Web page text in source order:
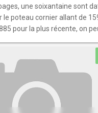
une soixantaine sont
le poteau cornier allant de
pour la plus récente, on
à la Vierge Marie et aux
seule chapelle avec un
Sur la colonne de l’an
noms du village depuis le
À l’entrée du village, un
fleurs du concours Villes et